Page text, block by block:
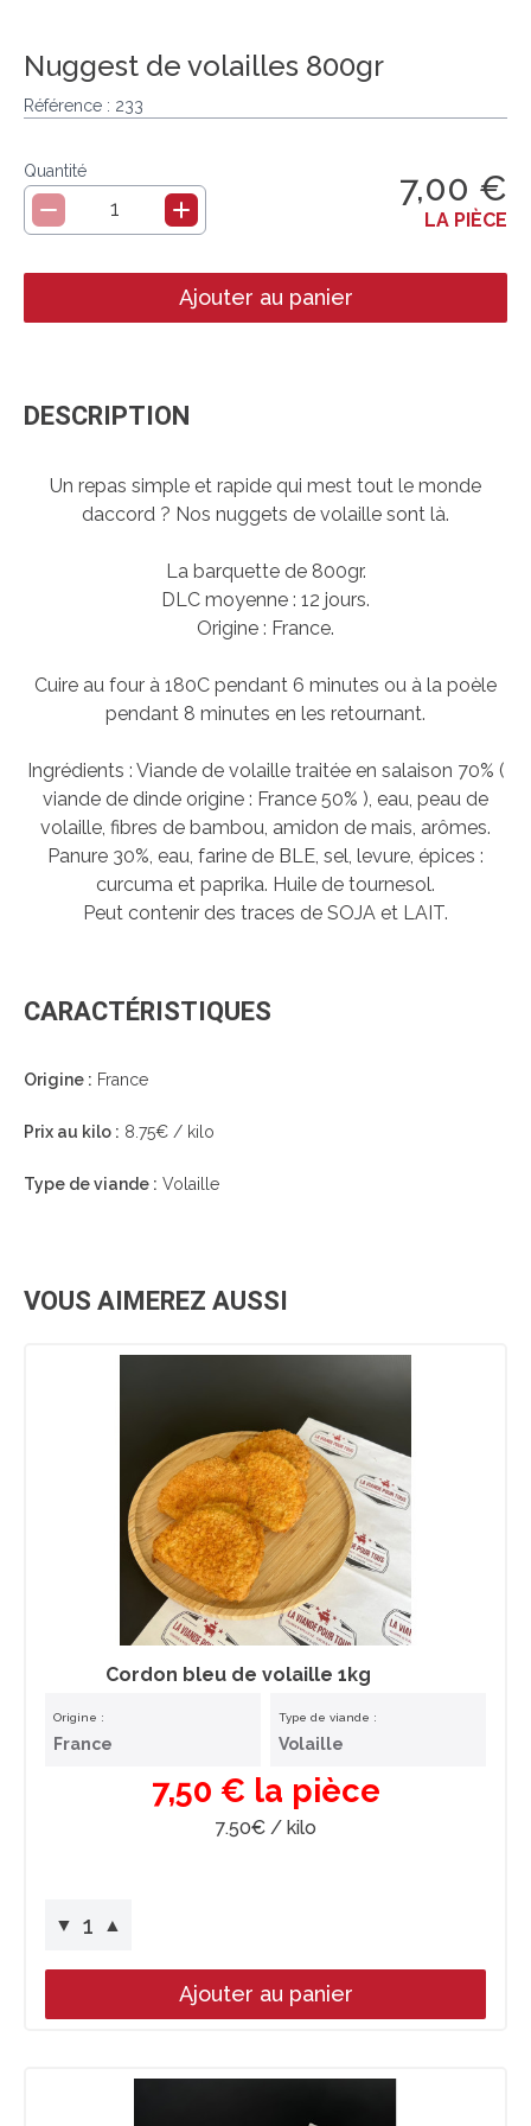
Nuggest de volailles 800gr
Référence : 233
Quantité
1 7,00 €
LA PIÈCE
Ajouter au panier
DESCRIPTION
Un repas simple et rapide qui mest tout le monde
daccord ? Nos nuggets de volaille sont là.
La barquette de 800gr.
DLC moyenne : 12 jours.
Origine : France.
Cuire au four à 180C pendant 6 minutes ou à la poèle
pendant 8 minutes en les retournant.
Ingrédients : Viande de volaille traitée en salaison 70% (
viande de dinde origine : France 50% ), eau, peau de
volaille, fibres de bambou, amidon de mais, arômes.
Panure 30%, eau, farine de BLE, sel, levure, épices :
curcuma et paprika. Huile de tournesol.
Peut contenir des traces de SOJA et LAIT.
CARACTÉRISTIQUES
Origine : France
Prix au kilo : 8.75€ / kilo
Type de viande : Volaille
VOUS AIMEREZ AUSSI
Cordon bleu de volaille 1kg
Origine :
France
Type de viande :
Volaille
7,50 € la pièce
7.50€ / kilo
▼ 1 ▲
Ajouter au panier
Les condiments